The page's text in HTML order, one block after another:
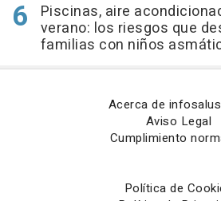
Piscinas, aire
verano: los riesgos que
familias con niños
Acerca de
Aviso Legal
Cumplimiento
Política de